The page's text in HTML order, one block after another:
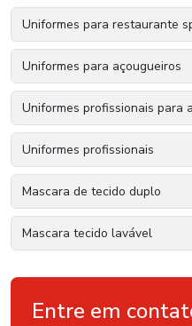
Uniformes para restaurante
Uniformes para açougueiros
Uniformes profissionais para
Uniformes profissionais
Mascara de tecido duplo
Mascara tecido lavável
Mascara dupla camada
Mascara de tecido comprar
Entre em